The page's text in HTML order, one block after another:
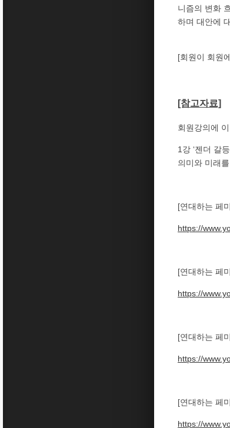
니즘의 변화
하며 대안에
[회원이 회원
[참고자료]
회원강의에
1강 ‘젠더 갈
의미와 미래
[연대하는 페
https://
[연대하는 페
https://
[연대하는 페
https://
[연대하는 페
https://